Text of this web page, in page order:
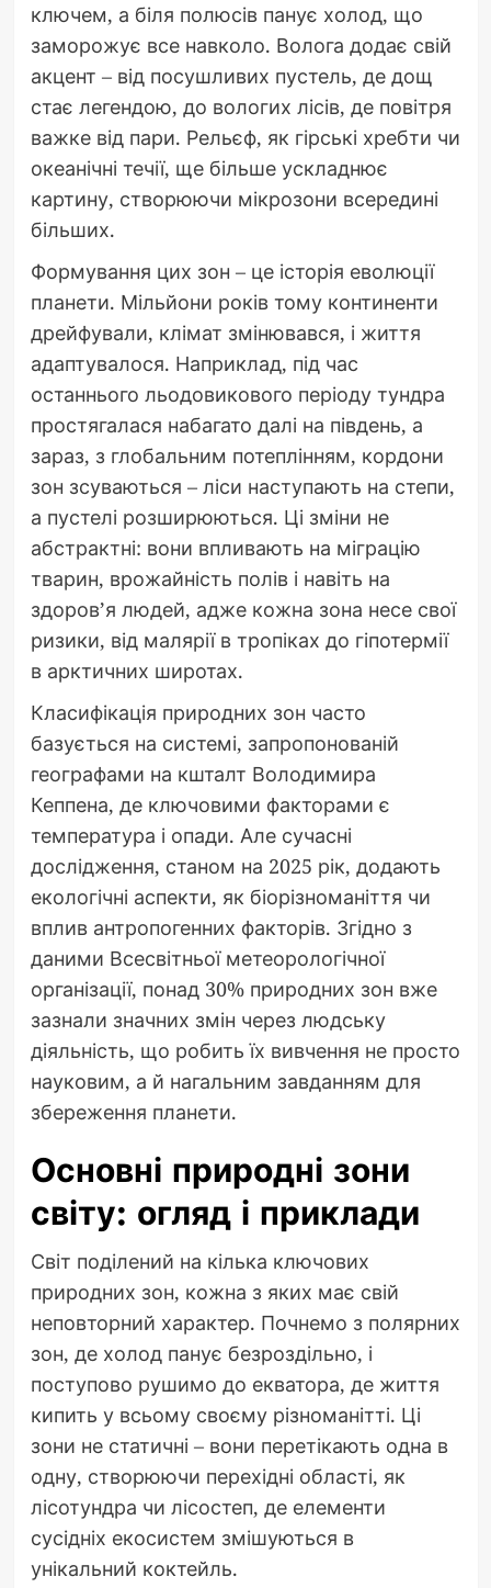
ключем, а біля полюсів панує холод, що
заморожує все навколо. Волога додає свій
акцент – від посушливих пустель, де дощ
стає легендою, до вологих лісів, де повітря
важке від пари. Рельєф, як гірські хребти чи
океанічні течії, ще більше ускладнює
картину, створюючи мікрозони всередині
більших.
Формування цих зон – це історія еволюції
планети. Мільйони років тому континенти
дрейфували, клімат змінювався, і життя
адаптувалося. Наприклад, під час
останнього льодовикового періоду тундра
простягалася набагато далі на південь, а
зараз, з глобальним потеплінням, кордони
зон зсуваються – ліси наступають на степи,
а пустелі розширюються. Ці зміни не
абстрактні: вони впливають на міграцію
тварин, врожайність полів і навіть на
здоров’я людей, адже кожна зона несе свої
ризики, від малярії в тропіках до гіпотермії
в арктичних широтах.
Класифікація природних зон часто
базується на системі, запропонованій
географами на кшталт Володимира
Кеппена, де ключовими факторами є
температура і опади. Але сучасні
дослідження, станом на 2025 рік, додають
екологічні аспекти, як біорізноманіття чи
вплив антропогенних факторів. Згідно з
даними Всесвітньої метеорологічної
організації, понад 30% природних зон вже
зазнали значних змін через людську
діяльність, що робить їх вивчення не просто
науковим, а й нагальним завданням для
збереження планети.
Основні природні зони
світу: огляд і приклади
Світ поділений на кілька ключових
природних зон, кожна з яких має свій
неповторний характер. Почнемо з полярних
зон, де холод панує безроздільно, і
поступово рушимо до екватора, де життя
кипить у всьому своєму різноманітті. Ці
зони не статичні – вони перетікають одна в
одну, створюючи перехідні області, як
лісотундра чи лісостеп, де елементи
сусідніх екосистем змішуються в
унікальний коктейль.